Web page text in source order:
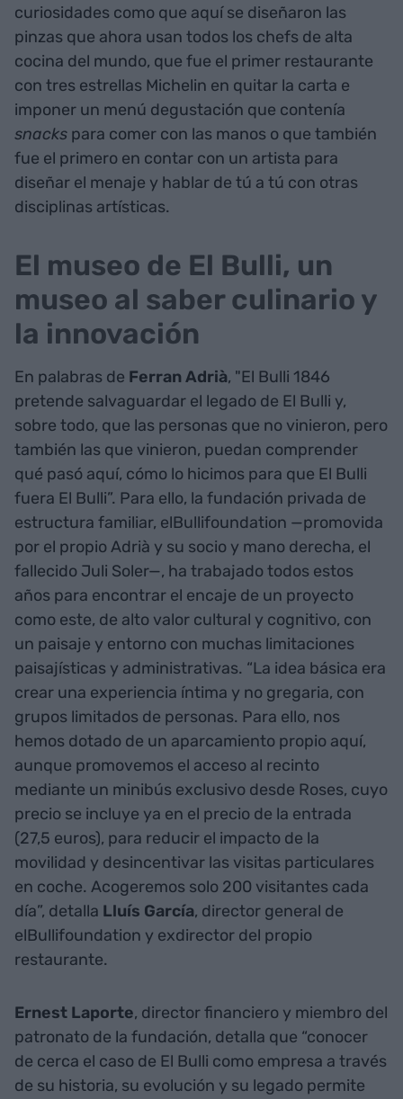
curiosidades como que aquí se diseñaron las
pinzas que ahora usan todos los chefs de alta
cocina del mundo, que fue el primer restaurante
con tres estrellas Michelin en quitar la carta e
imponer un menú degustación que contenía
snacks para comer con las manos o que también
fue el primero en contar con un artista para
diseñar el menaje y hablar de tú a tú con otras
disciplinas artísticas.
El museo de El Bulli, un
museo al saber culinario y
la innovación
En palabras de Ferran Adrià, "El Bulli 1846
pretende salvaguardar el legado de El Bulli y,
sobre todo, que las personas que no vinieron, pero
también las que vinieron, puedan comprender
qué pasó aquí, cómo lo hicimos para que El Bulli
fuera El Bulli”. Para ello, la fundación privada de
estructura familiar, elBullifoundation —promovida
por el propio Adrià y su socio y mano derecha, el
fallecido Juli Soler—, ha trabajado todos estos
años para encontrar el encaje de un proyecto
como este, de alto valor cultural y cognitivo, con
un paisaje y entorno con muchas limitaciones
paisajísticas y administrativas. “La idea básica era
crear una experiencia íntima y no gregaria, con
grupos limitados de personas. Para ello, nos
hemos dotado de un aparcamiento propio aquí,
aunque promovemos el acceso al recinto
mediante un minibús exclusivo desde Roses, cuyo
precio se incluye ya en el precio de la entrada
(27,5 euros), para reducir el impacto de la
movilidad y desincentivar las visitas particulares
en coche. Acogeremos solo 200 visitantes cada
día”, detalla Lluís García, director general de
elBullifoundation y exdirector del propio
restaurante.
Ernest Laporte, director financiero y miembro del
patronato de la fundación, detalla que “conocer
de cerca el caso de El Bulli como empresa a través
de su historia, su evolución y su legado permite